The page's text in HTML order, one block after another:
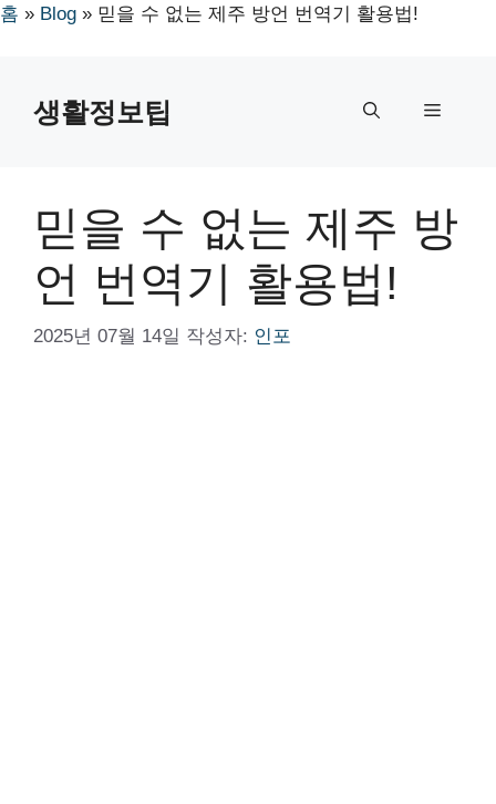
홈 » Blog » 믿을 수 없는 제주 방언 번역기 활용법!
생활정보팁 메
믿을 수 없는 제주 방
언 번역기 활용법!
2025년 07월 14일 작성자: 인포